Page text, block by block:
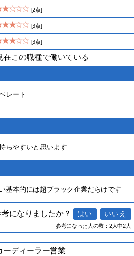
[2点]
[3点]
[3点]
在この職種で働いている
レート
ちやすいと思います
基本的には超ブラック企業だらけです
になりましたか？
参考になった人の数：2人中2人
ーディーラー営業